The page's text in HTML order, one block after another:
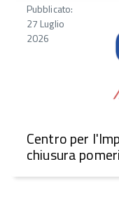
Pubblicato:
27 Luglio
2026
Centro per
chiusura